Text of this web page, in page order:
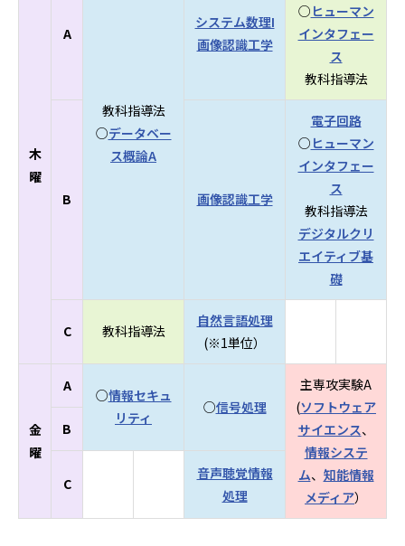
木
曜
A
教科指導法
○データベー
ス概論A
システム数理I
画像認識工学
○ ヒューマン
インタフェー
ス
教科指導法
B 画像認識工学
電子回路
○ ヒューマン
インタフェー
ス
教科指導法
デジタルクリ
エイティブ基
礎
C 教科指導法
自然言語処理
(※1単位）
金
曜
A
○情報セキュ
リティ
○信号処理
主専攻実験A
(ソフトウェア
サイエンス、
情報システ
ム、 知能情報
メディア）
B
C
音声聴覚情報
処理